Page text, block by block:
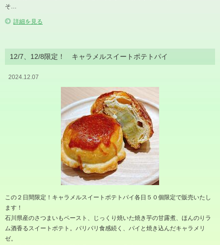
そ…
詳細を見る
12/7、12/8限定！ キャラメルスイートポテトパイ
2024.12.07
この２日間限定！キャラメルスイートポテトパイ各日５０個限定で販売いたし
ます！
石川県産のさつまいもペースト、じっくり焼いた焼き芋の甘露煮、ほんのりラ
ム酒香るスイートポテト。パリパリ食感続く、パイと焼き込んだキャラメリ
ゼ。